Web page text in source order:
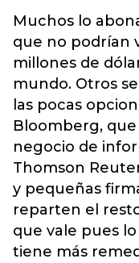
Muchos lo
que no podrían
millones de
mundo. Otros
las pocas
Bloomberg,
negocio de
Thomson
y pequeñas
reparten el
que vale pues
tiene más